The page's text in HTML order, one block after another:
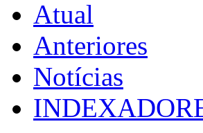
Atual
Anteriores
Notícias